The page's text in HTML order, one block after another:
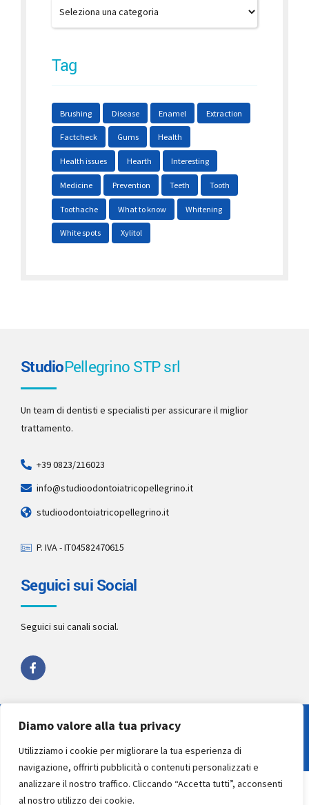
Diamo valore alla tua privacy
Utilizziamo i cookie per migliorare la tua esperienza di
navigazione, offrirti pubblicità o contenuti personalizzati e
analizzare il nostro traffico. Cliccando “Accetta tutti”, acconsenti
al nostro utilizzo dei cookie.
Tag
Brushing Disease Enamel Extraction
Factcheck Gums Health
Health issues Hearth Interesting
Medicine Prevention Teeth Tooth
Toothache What to know Whitening
White spots Xylitol
StudioPellegrino STP srl
Un team di dentisti e specialisti per assicurare il miglior
trattamento.
+39 0823/216023
info@studioodontoiatricopellegrino.it
studioodontoiatricopellegrino.it
P. IVA - IT04582470615
Seguici sui Social
Seguici sui canali social.
Copyright 2022 byStudio Pellegrino STP